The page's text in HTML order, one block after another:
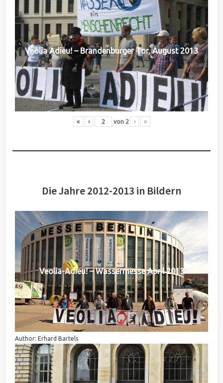
Veolia Adieu! – Brandenburger Tor, August 2013
« ‹ von 2 › »
Die Jahre 2012-2013 in Bildern
Veolia-Adieu! – Wassermesse April 2013
Author: Erhard Bartels